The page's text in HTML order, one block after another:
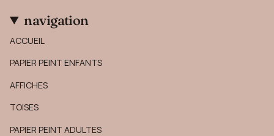
navigation
ACCUEIL
PAPIER PEINT ENFANTS
AFFICHES
TOISES
PAPIER PEINT ADULTES